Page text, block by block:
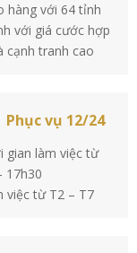
hàng với 64 tỉnh
với giá cước hợp
cạnh tranh cao
Phục vụ 12/24
gian làm việc từ
17h30
việc từ T2 – T7